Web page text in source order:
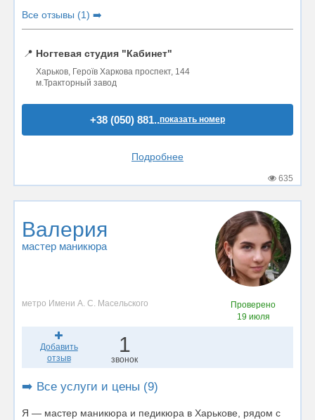
Все отзывы (1) ➡️
📍 Ногтевая студия "Кабинет"
Харьков, Героїв Харкова проспект, 144
м.Тракторный завод
+38 (050) 881..показать номер
Подробнее
635
Валерия
мастер маникюра
метро Имени А. С. Масельского
Проверено
19 июля
Добавить
отзыв
1
звонок
➡️ Все услуги и цены (9)
Я — мастер маникюра и педикюра в Харькове, рядом с